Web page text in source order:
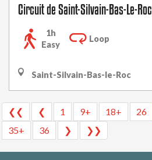
Circuit de Saint-Silvain-Bas-Le-Roc
1h
Easy
Loop
Saint-Silvain-Bas-le-Roc
❮❮ ❮ 1 9+ 18+ 26
35+
36 ❯ ❯❯